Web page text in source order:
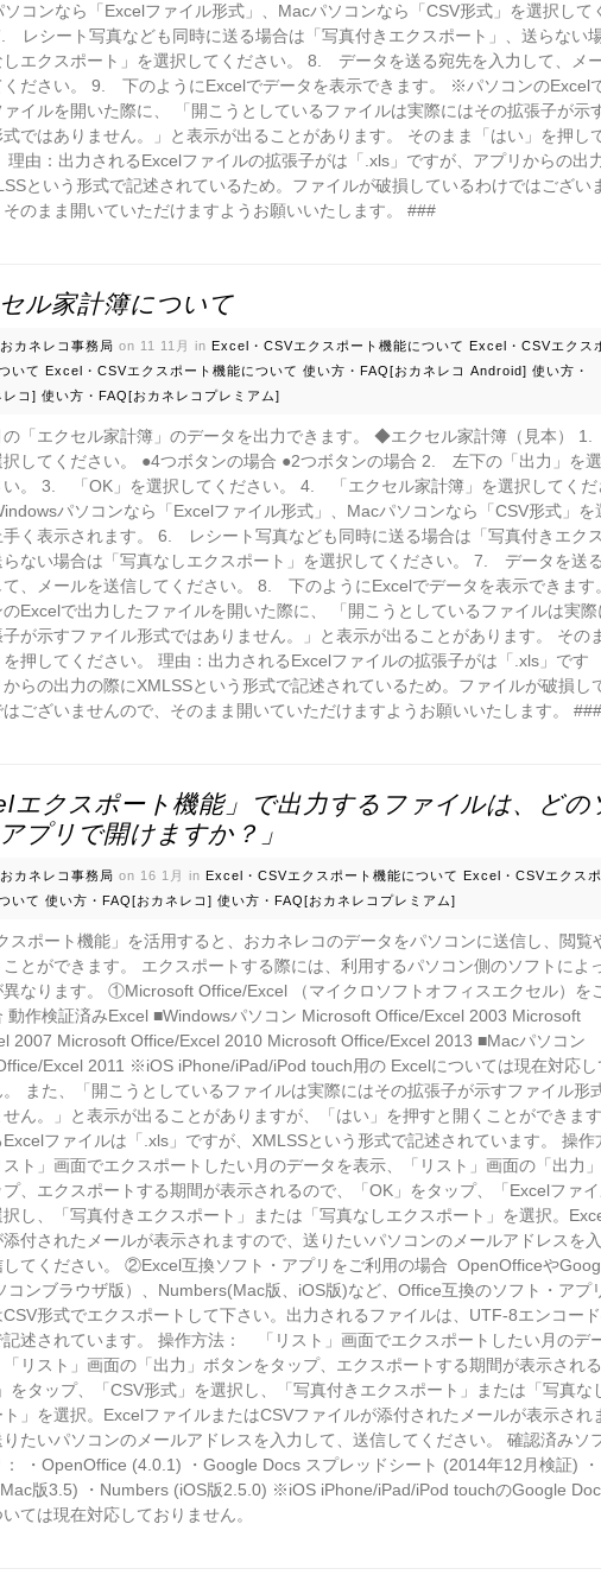
コンなら「Excelファイル形式」、Macパソコンなら「CSV形式」を選択して
レシート写真なども同時に送る場合は「写真付きエクスポート」、送らない
しエクスポート」を選択してください。 8. データを送る宛先を入力して、メ
ください。 9. 下のようにExcelでデータを表示できます。 ※パソコンのExcel
イルを開いた際に、 「開こうとしているファイルは実際にはその拡張子が示
ではありません。」と表示が出ることがあります。 そのまま「はい」を押し
理由：出力されるExcelファイルの拡張子がは「.xls」ですが、アプリからの出
という形式で記述されているため。ファイルが破損しているわけではござい
のまま開いていただけますようお願いいたします。 ###
ル家計簿について
おカネレコ事務局 on 11 11月 in Excel・CSVエクスポート機能について Excel・CSVエクス
いて Excel・CSVエクスポート機能について 使い方・FAQ[おカネレコ Android] 使い方・
レコ] 使い方・FAQ[おカネレコプレミアム]
の「エクセル家計簿」のデータを出力できます。 ◆エクセル家計簿（見本） 1.
択してください。 ●4つボタンの場合 ●2つボタンの場合 2. 左下の「出力」を
い。 3. 「OK」を選択してください。 4. 「エクセル家計簿」を選択してくだ
パソコンなら「Excelファイル形式」、Macパソコンなら「CSV形式」を
手く表示されます。 6. レシート写真なども同時に送る場合は「写真付きエク
らない場合は「写真なしエクスポート」を選択してください。 7. データを送
て、メールを送信してください。 8. 下のようにExcelでデータを表示できます。
Excelで出力したファイルを開いた際に、 「開こうとしているファイルは実際
が示すファイル形式ではありません。」と表示が出ることがあります。 その
を押してください。 理由：出力されるExcelファイルの拡張子がは「.xls」です
らの出力の際にXMLSSという形式で記述されているため。ファイルが破損し
はございませんので、そのまま開いていただけますようお願いいたします。 ###
エクスポート機能」で出力するファイルは、どの
プリで開けますか？」
おカネレコ事務局 on 16 1月 in Excel・CSVエクスポート機能について Excel・CSVエクスポ
いて 使い方・FAQ[おカネレコ] 使い方・FAQ[おカネレコプレミアム]
スポート機能」を活用すると、おカネレコのデータをパソコンに送信し、閲覧
とができます。 エクスポートする際には、利用するパソコン側のソフトによ
異なります。 ①Microsoft Office/Excel （マイクロソフトオフィスエクセル）を
動作検証済みExcel ■Windowsパソコン Microsoft Office/Excel 2003 Microsoft
2007 Microsoft Office/Excel 2010 Microsoft Office/Excel 2013 ■Macパソコン
Excel 2011 ※iOS iPhone/iPad/iPod touch用の Excelについては現在対応し
また、「開こうとしているファイルは実際にはその拡張子が示すファイル形
ん。」と表示が出ることがありますが、「はい」を押すと開くことができます
ファイルは「.xls」ですが、XMLSSという形式で記述されています。 操作
ト」画面でエクスポートしたい月のデータを表示、「リスト」画面の「出力
プ、エクスポートする期間が表示されるので、「OK」をタップ、「Excelファ
し、「写真付きエクスポート」または「写真なしエクスポート」を選択。
付されたメールが表示されますので、送りたいパソコンのメールアドレスを
してください。 ②Excel互換ソフト・アプリをご利用の場合 OpenOfficeや
コンブラウザ版）、Numbers(Mac版、iOS版)など、Office互換のソフト・アプ
形式でエクスポートして下さい。出力されるファイルは、UTF-8エンコー
記述されています。 操作方法： 「リスト」画面でエクスポートしたい月のデ
「リスト」画面の「出力」ボタンをタップ、エクスポートする期間が表示され
をタップ、「CSV形式」を選択し、「写真付きエクスポート」または「写真な
」を選択。ExcelファイルまたはCSVファイルが添付されたメールが表示され
たいパソコンのメールアドレスを入力して、送信してください。 確認済みソ
： ・OpenOffice (4.0.1) ・Google Docs スプレッドシート (2014年12月検証) ・
版3.5) ・Numbers (iOS版2.5.0) ※iOS iPhone/iPad/iPod touchのGoogle
ては現在対応しておりません。